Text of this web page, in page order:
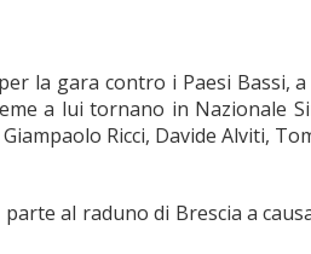
la gara contro i Paesi Bassi,
a lui tornano in Nazionale
Ricci, Davide Alviti,
al raduno di Brescia a